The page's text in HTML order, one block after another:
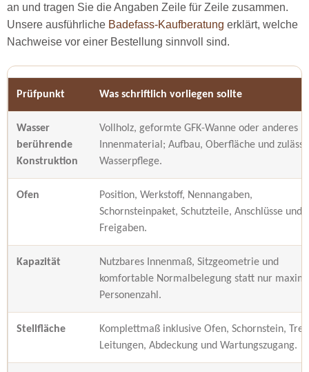
an und tragen Sie die Angaben Zeile für Zeile zusammen.
Unsere ausführliche Badefass-Kaufberatung erklärt, welche
Nachweise vor einer Bestellung sinnvoll sind.
Prüfpunkt Was schriftlich vorliegen sollte
Wasser
berührende
Konstruktion
Vollholz, geformte GFK-Wanne oder anderes
Innenmaterial; Aufbau, Oberfläche und
Wasserpflege.
Ofen
Position, Werkstoff, Nennangaben,
Schornsteinpaket, Schutzteile, Anschlüsse und
Freigaben.
Kapazität
Nutzbares Innenmaß, Sitzgeometrie und
komfortable Normalbelegung statt nur
Personenzahl.
Stellfläche
Komplettmaß inklusive Ofen, Schornstein,
Leitungen, Abdeckung und Wartungszugang.